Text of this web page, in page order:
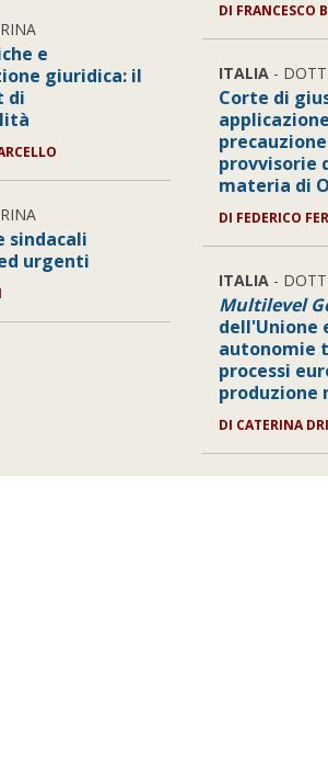
e
giuridica: il
di
sindacali
urgenti
DI FRANCESCO
ITALIA -
Corte di
provvisorie
materia di
DI FEDERICO
ITALIA -
Multilevel
dell'Unione
autonomie
processi
produzione
DI CATERINA